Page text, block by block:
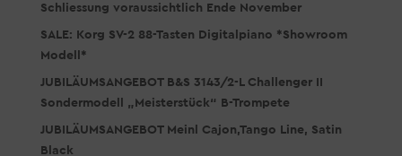
Schliessung voraussichtlich Ende November
SALE: Korg SV-2 88-Tasten Digitalpiano *Showroom
Modell*
JUBILÄUMSANGEBOT B&S 3143/2-L Challenger II
Sondermodell „Meisterstück“ B-Trompete
JUBILÄUMSANGEBOT Meinl Cajon,Tango Line, Satin
Black